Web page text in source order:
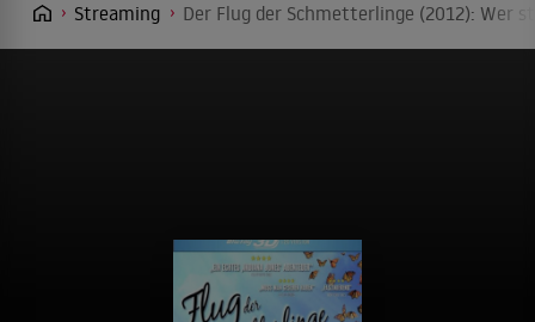
Streaming Der Flug der Schmetterlinge (2012): Wer